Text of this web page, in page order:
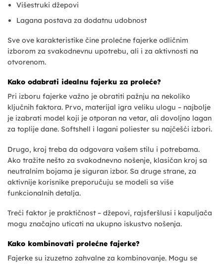
Višestruki džepovi
Lagana postava za dodatnu udobnost
Sve ove karakteristike čine prolećne fajerke odličnim
izborom za svakodnevnu upotrebu, ali i za aktivnosti na
otvorenom.
Kako odabrati idealnu fajerku za proleće?
Pri izboru fajerke važno je obratiti pažnju na nekoliko
ključnih faktora. Prvo, materijal igra veliku ulogu – najbolje
je izabrati model koji je otporan na vetar, ali dovoljno lagan
za toplije dane. Softshell i lagani poliester su najčešći izbori.
Drugo, kroj treba da odgovara vašem stilu i potrebama.
Ako tražite nešto za svakodnevno nošenje, klasičan kroj sa
neutralnim bojama je siguran izbor. Sa druge strane, za
aktivnije korisnike preporučuju se modeli sa više
funkcionalnih detalja.
Treći faktor je praktičnost – džepovi, rajsferšlusi i kapuljača
mogu značajno uticati na ukupno iskustvo nošenja.
Kako kombinovati prolećne fajerke?
Fajerke su izuzetno zahvalne za kombinovanje. Mogu se